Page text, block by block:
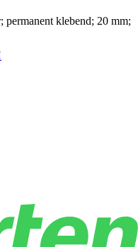
permanent klebend; 20 mm;